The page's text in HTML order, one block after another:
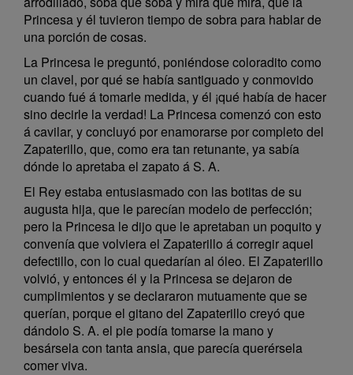
Princesa y él tuvieron tiempo de sobra para hablar de
una porción de cosas.
La Princesa le preguntó, poniéndose coloradito como
un clavel, por qué se había santiguado y conmovido
cuando fué á tomarle medida, y él ¡qué había de hacer
sino decirle la verdad! La Princesa comenzó con esto
á cavilar, y concluyó por enamorarse por completo del
Zapaterillo, que, como era tan retunante, ya sabía
dónde lo apretaba el zapato á S. A.
El Rey estaba entusiasmado con las botitas de su
augusta hija, que le parecían modelo de perfección;
pero la Princesa le dijo que le apretaban un poquito y
convenía que volviera el Zapaterillo á corregir aquel
defectillo, con lo cual quedarían al óleo. El Zapaterillo
volvió, y entonces él y la Princesa se dejaron de
cumplimientos y se declararon mutuamente que se
querían, porque el gitano del Zapaterillo creyó que
dándolo S. A. el pie podía tomarse la mano y
besársela con tanta ansia, que parecía querérsela
comer viva.